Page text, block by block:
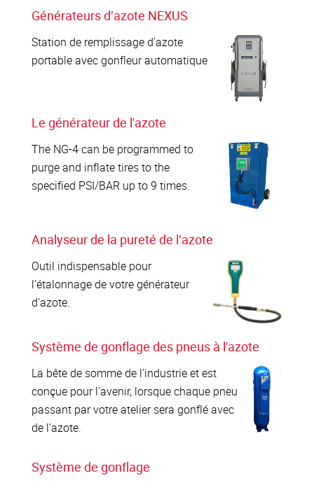
Générateurs d’azote NEXUS
Station de remplissage d’azote
portable avec gonfleur automatique
Le générateur de l'azote
The NG-4 can be programmed to
purge and inflate tires to the
specified PSI/BAR up to 9 times.
Analyseur de la pureté de l’azote
Outil indispensable pour
l’étalonnage de votre générateur
d’azote.
Système de gonflage des pneus à l'azote
La bête de somme de l'industrie et est
conçue pour l'avenir, lorsque chaque pneu
passant par votre atelier sera gonflé avec
de l’azote.
Système de gonflage